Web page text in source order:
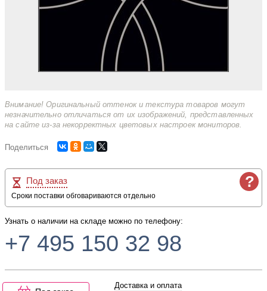
Внимание! Оригинальный оттенок и текстура товаров могут
незначительно отличаться от их изображений, представленных
на сайте из-за некорректных цветовых настроек мониторов.
Поделиться
?
Под заказ
Сроки поставки обговариваются отдельно
Узнать о наличии на складе можно по телефону:
+7 495 150 32 98
Доставка и оплата